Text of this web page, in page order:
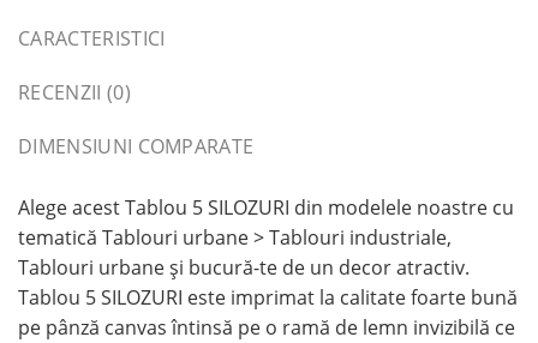
CARACTERISTICI
RECENZII (0)
DIMENSIUNI COMPARATE
Alege acest Tablou 5 SILOZURI din modelele noastre cu
tematică Tablouri urbane > Tablouri industriale,
Tablouri urbane și bucură-te de un decor atractiv.
Tablou 5 SILOZURI este imprimat la calitate foarte bună
pe pânză canvas întinsă pe o ramă de lemn invizibilă ce